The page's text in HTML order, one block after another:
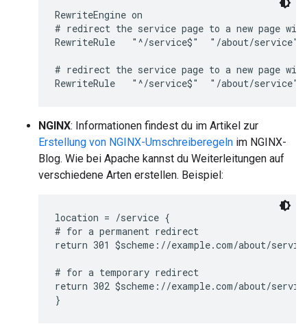
RewriteEngine on
# redirect the service page to a new page
RewriteRule   "^/service$"  "/about/service"
# redirect the service page to a new page
RewriteRule   "^/service$"  "/about/service"
NGINX: Informationen findest du im Artikel zur
Erstellung von NGINX-Umschreiberegeln im NGINX-
Blog. Wie bei Apache kannst du Weiterleitungen auf
verschiedene Arten erstellen. Beispiel:
location = /service {
# for a permanent redirect
return 301 $scheme://example.com/about/
# for a temporary redirect
return 302 $scheme://example.com/about/
}